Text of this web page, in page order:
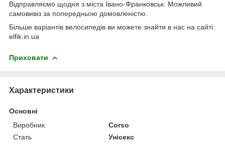
Відправляємо щодня з міста Івано-Франковськ. Можливий
самовивіз за попередньою домовленістю.
Більше варіантів велосипедів ви можете знайти в нас на сайті:
elfik.in.ua
Приховати
Характеристики
Основні
Виробник
Corso
Стать
Унісекс